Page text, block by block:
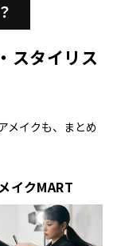
スタイリス
メイクも、まとめ
イクMART